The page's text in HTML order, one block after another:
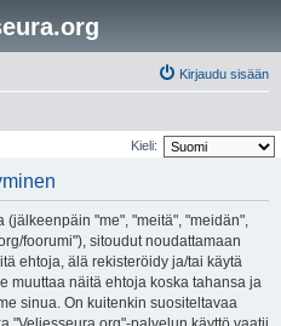
Kirjaudu sisään
Kieli:
(jälkeenpäin "me", "meitä", "meidän",
foorumi"), sitoudut noudattamaan
ehtoja, älä rekisteröidy ja/tai käytä
muuttaa näitä ehtoja koska tahansa ja
sinua. On kuitenkin suositeltavaa